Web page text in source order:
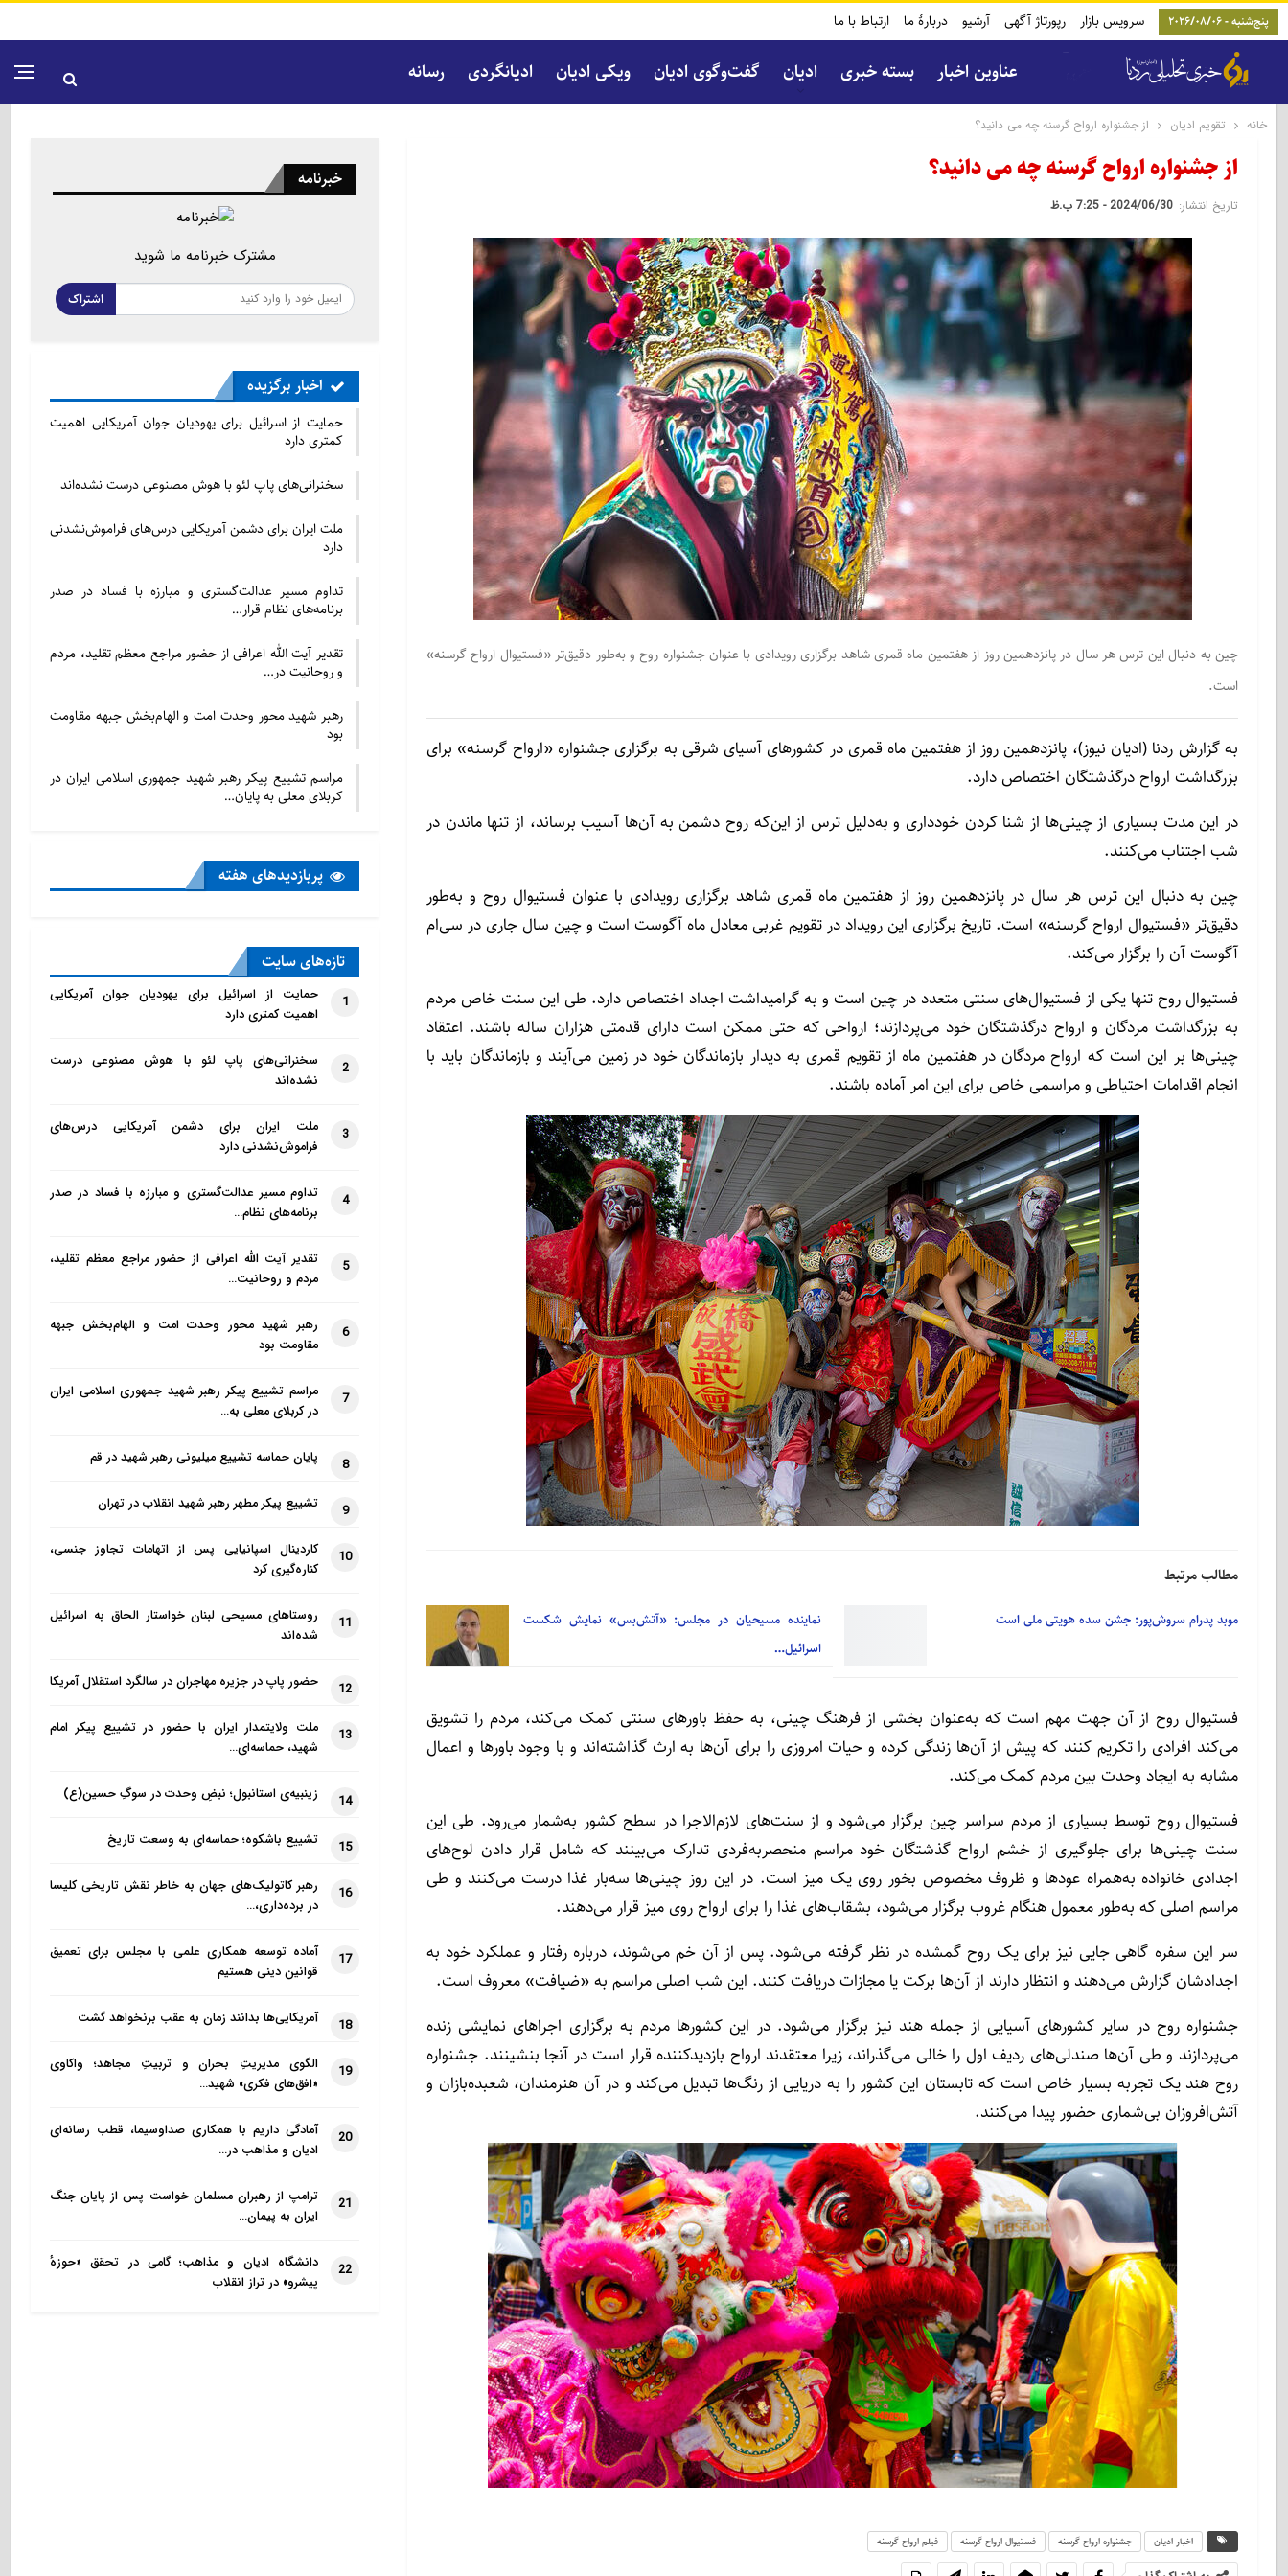
پنج‌شنبه - 2026/08/06 سرویس بازار رپورتاژ آگهی آرشیو دربارۀ ما ارتباط با ما
عناوین اخبار بسته خبری ادیان گفت‌و‌گوی ادیان ویکی ادیان ادیانگردی رسانه
خانه تقویم ادیان از جشنواره ارواح گرسنه چه می دانید؟
از جشنواره ارواح گرسنه چه می دانید؟
تاریخ انتشار: 2024/06/30 - 7:25 ب.ظ
چین به دنبال این ترس هر سال در پانزدهمین روز از هفتمین ماه قمری شاهد برگزاری رویدادی با عنوان جشنواره روح و به‌طور دقیق‌تر «فستیوال ارواح گرسنه»
است.
به گزارش ردنا (ادیان نیوز)، پانزدهمین روز از هفتمین ماه قمری در کشورهای آسیای شرقی به برگزاری جشنواره «ارواح گرسنه» برای
بزرگداشت ارواح درگذشتگان اختصاص دارد.
در این مدت بسیاری از چینی‌ها از شنا کردن خودداری و به‌دلیل ترس از این‌که روح دشمن به آن‌ها آسیب برساند، از تنها ماندن در
شب اجتناب می‌کنند.
چین به دنبال این ترس هر سال در پانزدهمین روز از هفتمین ماه قمری شاهد برگزاری رویدادی با عنوان فستیوال روح و به‌طور
دقیق‌تر «فستیوال ارواح گرسنه» است. تاریخ برگزاری این رویداد در تقویم غربی معادل ماه آگوست است و چین سال جاری در سی‌ام
آگوست آن را برگزار می‌کند.
فستیوال روح تنها یکی از فستیوال‌های سنتی متعدد در چین است و به گرامیداشت اجداد اختصاص دارد. طی این سنت خاص مردم
به بزرگداشت مردگان و ارواح درگذشتگان خود می‌پردازند؛ ارواحی که حتی ممکن است دارای قدمتی هزاران ساله باشند. اعتقاد
چینی‌ها بر این است که ارواح مردگان در هفتمین ماه از تقویم قمری به دیدار بازماندگان خود در زمین می‌آیند و بازماندگان باید با
انجام اقدامات احتیاطی و مراسمی خاص برای این امر آماده باشند.
مطالب مرتبط
موبد پدرام سروش‌پور: جشن سده هویتی ملی است
نماینده مسیحیان در مجلس: «آتش‌بس» نمایش شکست
اسرائیل…
فستیوال روح از آن جهت مهم است که به‌عنوان بخشی از فرهنگ چینی، به حفظ باورهای سنتی کمک می‌کند، مردم را تشویق
می‌کند افرادی را تکریم کنند که پیش از آن‌ها زندگی کرده و حیات امروزی را برای آن‌ها به ارث گذاشته‌اند و با وجود باورها و اعمال
مشابه به ایجاد وحدت بین مردم کمک می‌کند.
فستیوال روح توسط بسیاری از مردم سراسر چین برگزار می‌شود و از سنت‌های لازم‌الاجرا در سطح کشور به‌شمار می‌رود. طی این
سنت چینی‌ها برای جلوگیری از خشم ارواح گذشتگان خود مراسم منحصربه‌فردی تدارک می‌بینند که شامل قرار دادن لوح‌های
اجدادی خانواده به‌همراه عودها و ظروف مخصوص بخور روی یک میز است. در این روز چینی‌ها سه‌بار غذا درست می‌کنند و طی
مراسم اصلی که به‌طور معمول هنگام غروب برگزار می‌شود، بشقاب‌های غذا را برای ارواح روی میز قرار می‌دهند.
سر این سفره گاهی جایی نیز برای یک روح گمشده در نظر گرفته می‌شود. پس از آن خم می‌شوند، درباره رفتار و عملکرد خود به
اجدادشان گزارش می‌دهند و انتظار دارند از آن‌ها برکت یا مجازات دریافت کنند. این شب اصلی مراسم به «ضیافت» معروف است.
جشنواره روح در سایر کشورهای آسیایی از جمله هند نیز برگزار می‌شود. در این کشورها مردم به برگزاری اجراهای نمایشی زنده
می‌پردازند و طی آن‌ها صندلی‌های ردیف اول را خالی می‌گذراند، زیرا معتقدند ارواح بازدیدکننده قرار است در آنجا بنشینند. جشنواره
روح هند یک تجربه بسیار خاص است که تابستان این کشور را به دریایی از رنگ‌ها تبدیل می‌کند و در آن هنرمندان، شعبده‌بازان و
آتش‌افروزان بی‌شماری حضور پیدا می‌کنند.
اخبار ادیان جشنواره ارواح گرسنه فستیوال ارواح گرسنه فیلم ارواح گرسنه
خبرنامه
مشترک خبرنامه ما شوید
اشتراک
اخبار برگزیده
حمایت از اسرائیل برای یهودیان جوان آمریکایی اهمیت
کمتری دارد
سخنرانی‌های پاپ لئو با هوش مصنوعی درست نشده‌اند
ملت ایران برای دشمن آمریکایی درس‌های فراموش‌نشدنی
دارد
تداوم مسیر عدالت‌گستری و مبارزه با فساد در صدر
برنامه‌های نظام قرار…
تقدیر آیت الله اعرافی از حضور مراجع معظم تقلید، مردم
و روحانیت در…
رهبر شهید محور وحدت امت و الهام‌بخش جبهه مقاومت
بود
مراسم تشییع پیکر رهبر شهید جمهوری اسلامی ایران در
کربلای معلی به پایان…
پربازدید‌های هفته
تازه‌‌های سایت
1
حمایت از اسرائیل برای یهودیان جوان آمریکایی
اهمیت کمتری دارد
2
سخنرانی‌های پاپ لئو با هوش مصنوعی درست
نشده‌اند
3
ملت ایران برای دشمن آمریکایی درس‌های
فراموش‌نشدنی دارد
4
تداوم مسیر عدالت‌گستری و مبارزه با فساد در صدر
برنامه‌های نظام…
5
تقدیر آیت الله اعرافی از حضور مراجع معظم تقلید،
مردم و روحانیت…
6
رهبر شهید محور وحدت امت و الهام‌بخش جبهه
مقاومت بود
7
مراسم تشییع پیکر رهبر شهید جمهوری اسلامی ایران
در کربلای معلی به…
8 پایان حماسه تشییع میلیونی رهبر شهید در قم
9 تشییع پیکر مطهر رهبر شهید انقلاب در تهران
10
کاردینال اسپانیایی پس از اتهامات تجاوز جنسی،
کناره‌گیری کرد
11
روستاهای مسیحی لبنان خواستار الحاق به اسرائیل
شده‌اند
12 حضور پاپ در جزیره مهاجران در سالگرد استقلال آمریکا
13
ملت ولایتمدار ایران با حضور در تشییع پیکر امام
شهید، حماسه‌ای…
14 زینبیه‌ی استانبول؛ نبضِ وحدت در سوگِ حسین(ع)
15 تشییع باشکوه؛ حماسه‌ای به وسعت تاریخ
16
رهبر کاتولیک‌های جهان به خاطر نقش تاریخی کلیسا
در برده‌داری،…
17
آماده توسعه همکاری علمی با مجلس برای تعمیق
قوانین دینی هستیم
18 آمریکایی‌ها بدانند زمان به عقب برنخواهد گشت
19
الگوی مدیریتِ بحران و تربیتِ مجاهد؛ واکاوی
«افق‌های فکری» شهید…
20
آمادگی داریم با همکاری صداوسیما، قطب رسانه‌ای
ادیان و مذاهب در…
21
ترامپ از رهبران مسلمان خواست پس از پایان جنگ
ایران به پیمان…
22
دانشگاه ادیان و مذاهب؛ گامی در تحقق «حوزهٔ
پیشرو» در تراز انقلاب